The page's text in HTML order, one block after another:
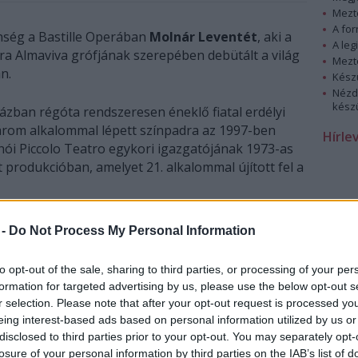
Do Not Process My Personal Information
opt-out of the sale, sharing to third parties, or processing of your
for targeted advertising by us, please use the below opt-out
selection. Please note that after your opt-out request is processed
interest-based ads based on personal information utilized by us
to third parties prior to your opt-out. You may separately
of your personal information by third parties on the IAB’s list of
a Bastille Operában Molnár Leventét, aki a
Almaviva grófjának szerepében debütált a világ
régóta rendszeresen éneklő fiatal erdélyi
alkalommal lépett színpadra az 1997-ben
Piccolo Teatro egykori igazgatójának 1973-as
amelyet 21. alkalommal újított fel a
Solti György vezényelte. Ilyen sokáig
Párizsban.
végén két énekest részesített hatalmas
Emma Bellt és Molnár Leventét.
Susannát a svéd Camilla Tilling, Marcellinát a
pedig a szintén svéd Anna Grevelius alakította.
A
A